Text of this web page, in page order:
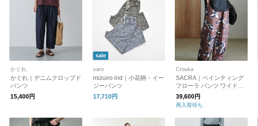
かぐれ
かぐれ｜デニムクロップド
パンツ
15,400円
sale
saro
mizuiro ind｜小花柄・イー
ジーパンツ
17,710円
Crouka
SACRA｜ペインティング
フローラ パンツ ワイドパ
ンツ ボトムス 花柄 PAINTI
NG FLORA PANTS 12621
4112 サクラ
39,600円
再入荷待ち